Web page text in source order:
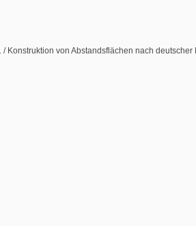
Konstruktion von Abstandsflächen nach deutscher